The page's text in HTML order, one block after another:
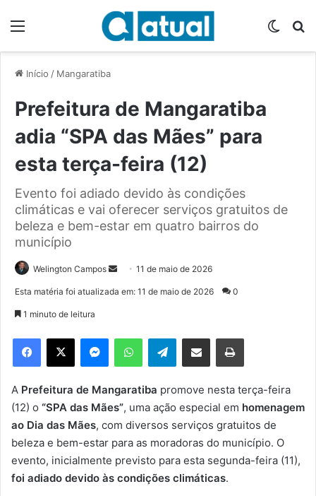
Início / Mangaratiba
Prefeitura de Mangaratiba
adia “SPA das Mães” para
esta terça-feira (12)
Evento foi adiado devido às condições
climáticas e vai oferecer serviços gratuitos de
beleza e bem-estar em quatro bairros do
município
Welington Campos
e
m
e
-
m
a
11 de maio de 2026
Esta matéria foi atualizada em: 11 de maio de 2026 0
1 minuto de leitura
Telegram
A Prefeitura de Mangaratiba promove nesta terça-feira
(12) o “SPA das Mães”, uma ação especial em homenagem
ao Dia das Mães, com diversos serviços gratuitos de
beleza e bem-estar para as moradoras do município. O
evento, inicialmente previsto para esta segunda-feira (11),
foi adiado devido às condições climáticas.